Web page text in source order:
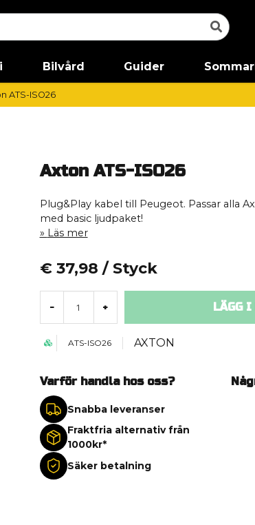
Bilvård Guider
ATS-ISO26
Axton ATS-ISO26
Plug&Play kabel till Peugeot. Passar alla
med basic ljudpaket!
Läs mer
€ 37,98 / Styck
- + LÄGG I
ATS-ISO26 AXTON
Varför handla hos oss?
Snabba leveranser
Fraktfria alternativ från
1000kr*
Säker betalning